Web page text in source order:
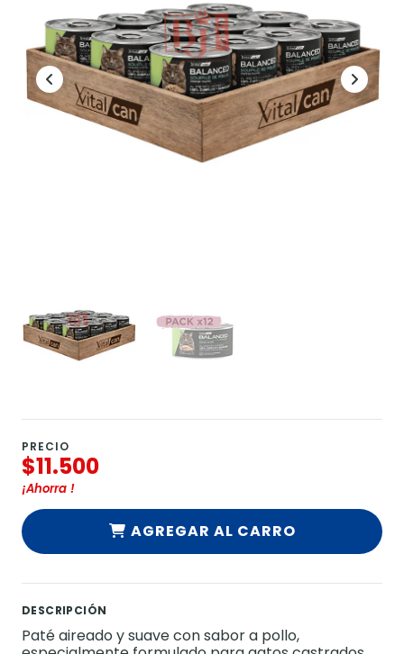
PRECIO
$11.500
¡Ahorra !
AGREGAR AL CARRO
DESCRIPCIÓN
Paté aireado y suave con sabor a pollo,